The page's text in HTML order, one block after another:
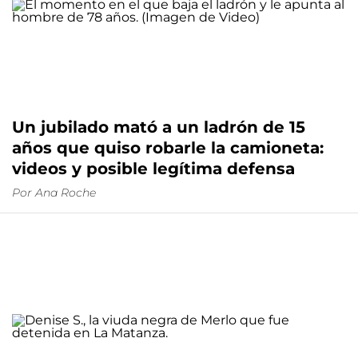
Un jubilado mató a un ladrón de 15
años que quiso robarle la camioneta:
videos y posible legítima defensa
Por Ana Roche